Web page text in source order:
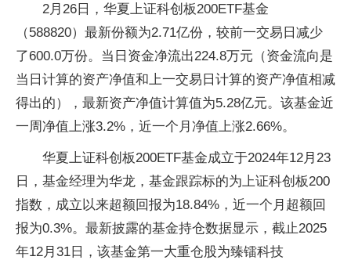
2月26日，华夏上证科创板200ETF基金
（588820）最新份额为2.71亿份，较前一交易日减少
了600.0万份。当日资金净流出224.8万元（资金流向是
当日计算的资产净值和上一交易日计算的资产净值相减
得出的），最新资产净值计算值为5.28亿元。该基金近
一周净值上涨3.2%，近一个月净值上涨2.66%。
华夏上证科创板200ETF基金成立于2024年12月23
日，基金经理为华龙，基金跟踪标的为上证科创板200
指数，成立以来超额回报为18.84%，近一个月超额回
报为0.3%。最新披露的基金持仓数据显示，截止2025
年12月31日，该基金第一大重仓股为臻镭科技